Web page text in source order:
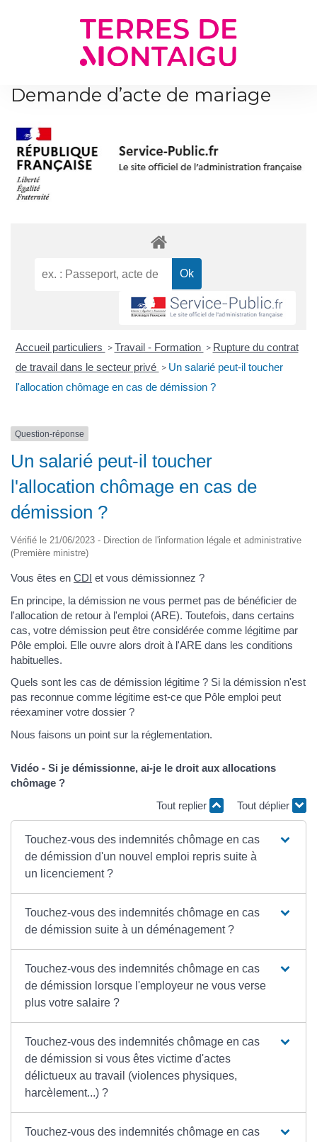
Demande d’acte de mariage
Accueil particuliers > Travail - Formation > Rupture du contrat
de travail dans le secteur privé > Un salarié peut-il toucher
l'allocation chômage en cas de démission ?
Question-réponse
Un salarié peut-il toucher
l'allocation chômage en cas de
démission ?
Vérifié le 21/06/2023 - Direction de l'information légale et administrative
(Première ministre)
Vous êtes en CDI et vous démissionnez ?
En principe, la démission ne vous permet pas de bénéficier de
l'allocation de retour à l'emploi (ARE). Toutefois, dans certains
cas, votre démission peut être considérée comme légitime par
Pôle emploi. Elle ouvre alors droit à l'ARE dans les conditions
habituelles.
Quels sont les cas de démission légitime ? Si la démission n'est
pas reconnue comme légitime est-ce que Pôle emploi peut
réexaminer votre dossier ?
Nous faisons un point sur la réglementation.
Vidéo - Si je démissionne, ai-je le droit aux allocations
chômage ?
Tout replier
Tout déplier
Touchez-vous des indemnités chômage en cas
de démission d'un nouvel emploi repris suite à
un licenciement ?
Touchez-vous des indemnités chômage en cas
de démission suite à un déménagement ?
Touchez-vous des indemnités chômage en cas
de démission lorsque l'employeur ne vous verse
plus votre salaire ?
Touchez-vous des indemnités chômage en cas
de démission si vous êtes victime d'actes
délictueux au travail (violences physiques,
harcèlement...) ?
Touchez-vous des indemnités chômage en cas